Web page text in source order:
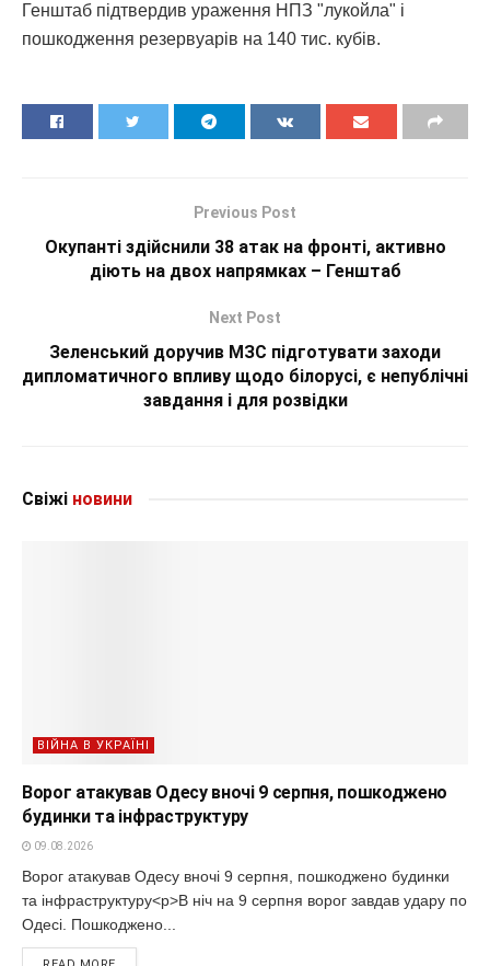
Генштаб підтвердив ураження НПЗ "лукойла" і
пошкодження резервуарів на 140 тис. кубів.
Previous Post
Окупанті здійснили 38 атак на фронті, активно
діють на двох напрямках – Генштаб
Next Post
Зеленський доручив МЗС підготувати заходи
дипломатичного впливу щодо білорусі, є непублічні
завдання і для розвідки
Свіжі новини
ВІЙНА В УКРАЇНІ
Ворог атакував Одесу вночі 9 серпня, пошкоджено
будинки та інфраструктуру
09.08.2026
Ворог атакував Одесу вночі 9 серпня, пошкоджено будинки
та інфраструктуру<p>В ніч на 9 серпня ворог завдав удару по
Одесі. Пошкоджено...